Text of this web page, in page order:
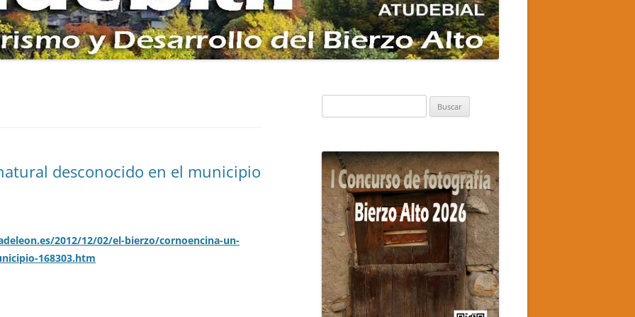
DE COBRANA
AL CAMPO DE
PETROGLIFOS DEdesconocido en el municipio
2012/12/02/el-bierzo/cornoencina-un-
168303.htm